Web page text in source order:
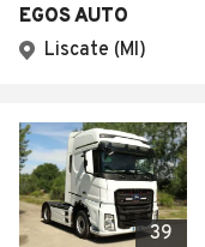
EGOS AUTO
Liscate (MI)
39